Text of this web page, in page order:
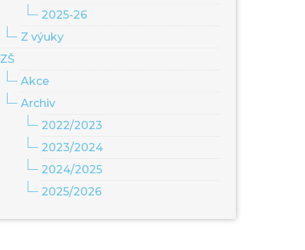
2025-26
Z výuky
ZŠ
Akce
Archiv
2022/2023
2023/2024
2024/2025
2025/2026